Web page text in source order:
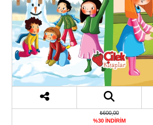
₺140,00
%30 İNDİRİM